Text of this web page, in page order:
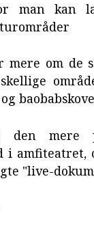
man kan
mere om de
mere
i amfiteatret,
"live-